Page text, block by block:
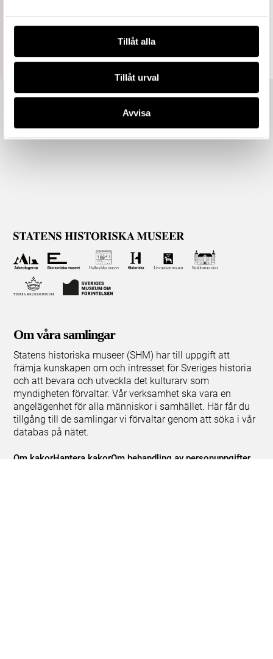
Tillåt alla
Tillåt urval
Avvisa
använda enligt licensen CC0.
Mer information om licenser hos Statens historiska museer.
Om våra samlingar
Statens historiska museer (SHM) har till uppgift att
främja kunskapen om och intresset för Sveriges historia
och att bevara och utveckla det kulturarv som
myndigheten förvaltar. Vår verksamhet ska vara en
angelägenhet för alla människor i samhället. Här får du
tillgång till de samlingar vi förvaltar genom att söka i vår
databas på nätet.
Om kakorHantera kakorOm behandling av personuppgifter